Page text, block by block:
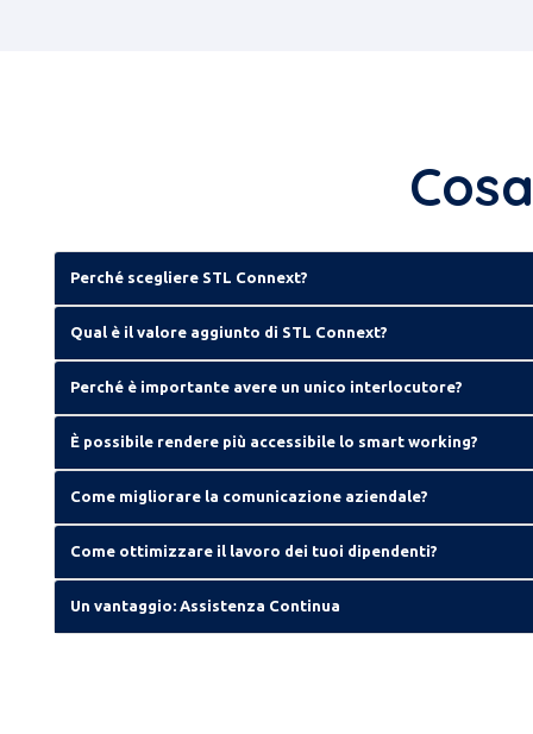
Perché scegliere STL Connext?
Qual è il valore aggiunto di STL Connext?
Perché è importante avere un unico interlocutore?
È possibile rendere più accessibile lo smart working?
Come migliorare la comunicazione aziendale?
Come ottimizzare il lavoro dei tuoi dipendenti?
Un vantaggio: Assistenza Continua